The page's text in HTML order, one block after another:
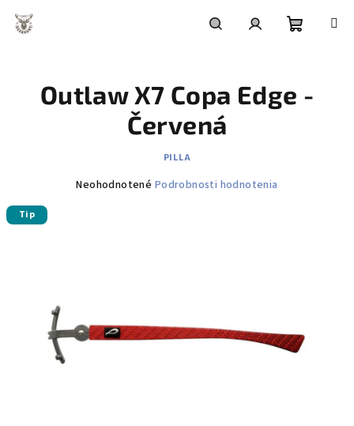
obsah
košík
Outlaw X7 Copa Edge -
Červená
PILLA
Priemerné
Neohodnotené Podrobnosti hodnotenia
Tip